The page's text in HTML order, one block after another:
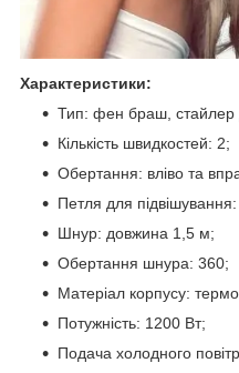
Характеристики:
Тип: фен браш, стайлер
Кількість швидкостей: 2;
Обертання: вліво та
Петля для підвішування:
Шнур: довжина 1,5 м;
Обертання шнура: 360;
Матеріал корпусу:
Потужність: 1200 Вт;
Подача холодного